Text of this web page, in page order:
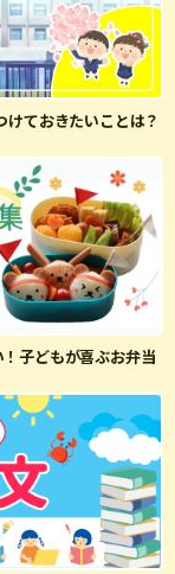
ておきたいことは？
子どもが喜ぶお弁当